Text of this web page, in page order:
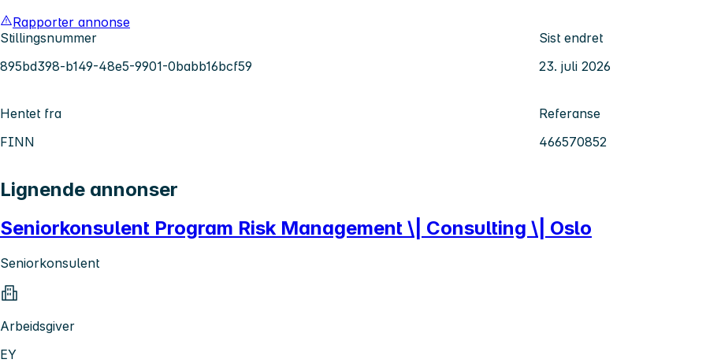
Rapporter annonse
Stillingsnummer
895bd398-b149-48e5-9901-0babb16bcf59
Sist endret
23. juli 2026
Hentet fra
FINN
Referanse
466570852
Lignende annonser
Seniorkonsulent Program Risk Management \| Consulting \| Oslo
Seniorkonsulent
Arbeidsgiver
EY